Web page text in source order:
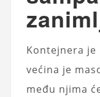
Kontejnera
većina je
među njima